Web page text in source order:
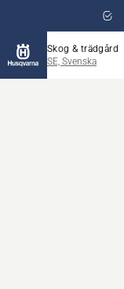
Skog & trädgård
SE, Svenska